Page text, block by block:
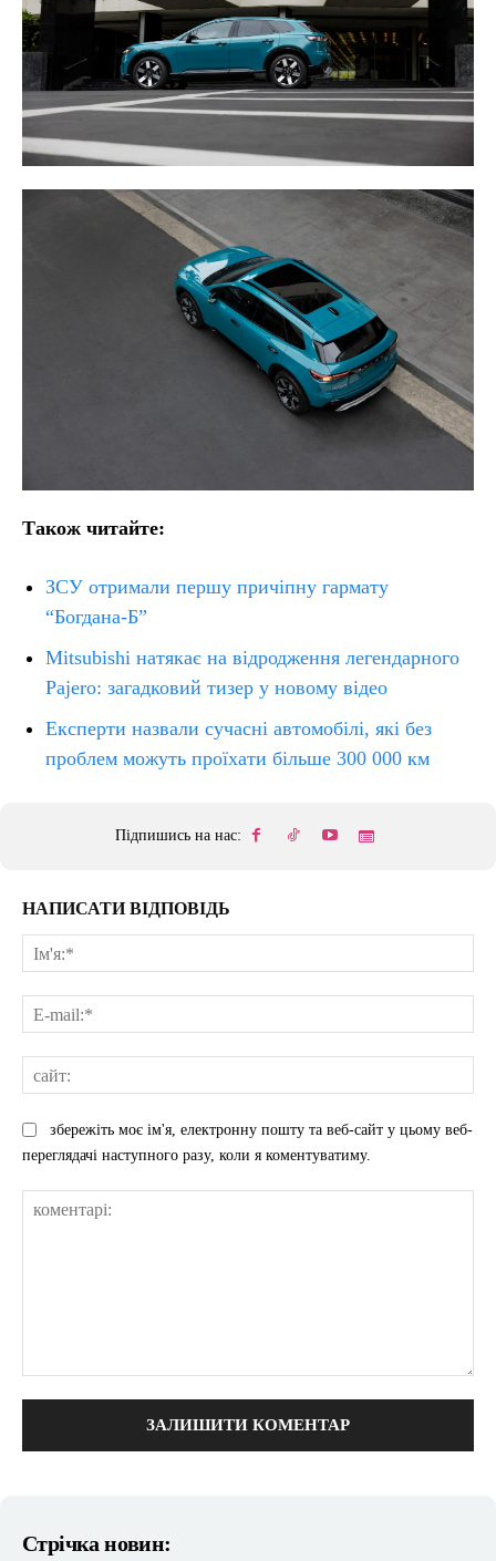
Також читайте:
ЗСУ отримали першу причіпну гармату
“Богдана-Б”
Mitsubishi натякає на відродження легендарного
Pajero: загадковий тизер у новому відео
Експерти назвали сучасні автомобілі, які без
проблем можуть проїхати більше 300 000 км
Підпишись на нас:
НАПИСАТИ ВІДПОВІДЬ
збережіть моє ім'я, електронну пошту та веб-сайт у цьому веб-
переглядачі наступного разу, коли я коментуватиму.
Стрічка новин: